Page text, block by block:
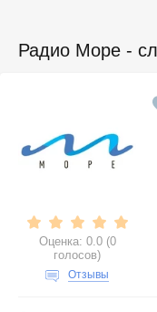
Радио Море -
Оценка: 0.0 (0
голосов)
Отзывы